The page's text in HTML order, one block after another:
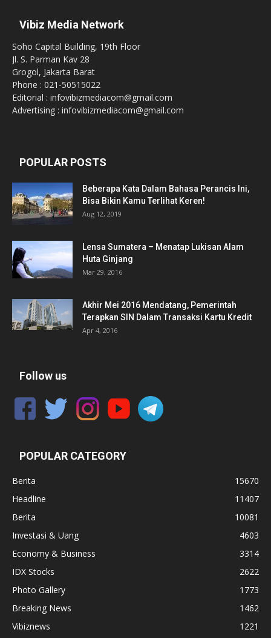
Vibiz Media Network
Soho Capital Building, 19th Floor
Jl. S. Parman Kav 28
Grogol, Jakarta Barat
Phone : 021-50515022
Editorial : infovibizmediacom@gmail.com
Advertising : infovibizmediacom@gmail.com
POPULAR POSTS
Beberapa Kata Dalam Bahasa Perancis Ini,
Bisa Bikin Kamu Terlihat Keren!
Aug 12, 2019
Lensa Sumatera – Menatap Lukisan Alam
Huta Ginjang
Mar 29, 2016
Akhir Mei 2016 Mendatang, Pemerintah
Terapkan SIN Dalam Transaksi Kartu Kredit
Apr 4, 2016
Follow us
POPULAR CATEGORY
Berita
15670
Headline
11407
Berita
10081
Investasi & Uang
4603
Economy & Business
3314
IDX Stocks
2622
Photo Gallery
1773
Breaking News
1462
Vibiznews
1221